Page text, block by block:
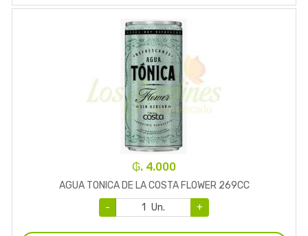
₲. 4.000
AGUA TONICA DE LA COSTA FLOWER 269CC
-
Un. +